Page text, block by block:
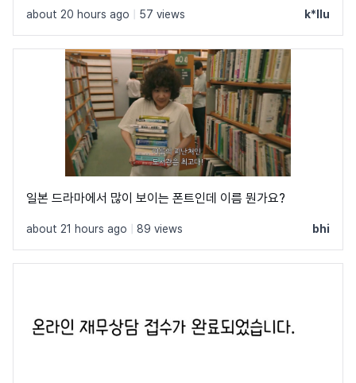
about 20 hours ago 57 views k*llu
일본 드라마에서 많이 보이는 폰트인데 이름 뭔가요?
about 21 hours ago 89 views bhi